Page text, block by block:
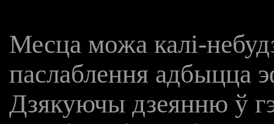
Месца можа калі-
паслаблення адбыцца
Дзякуючы дзеянню ў